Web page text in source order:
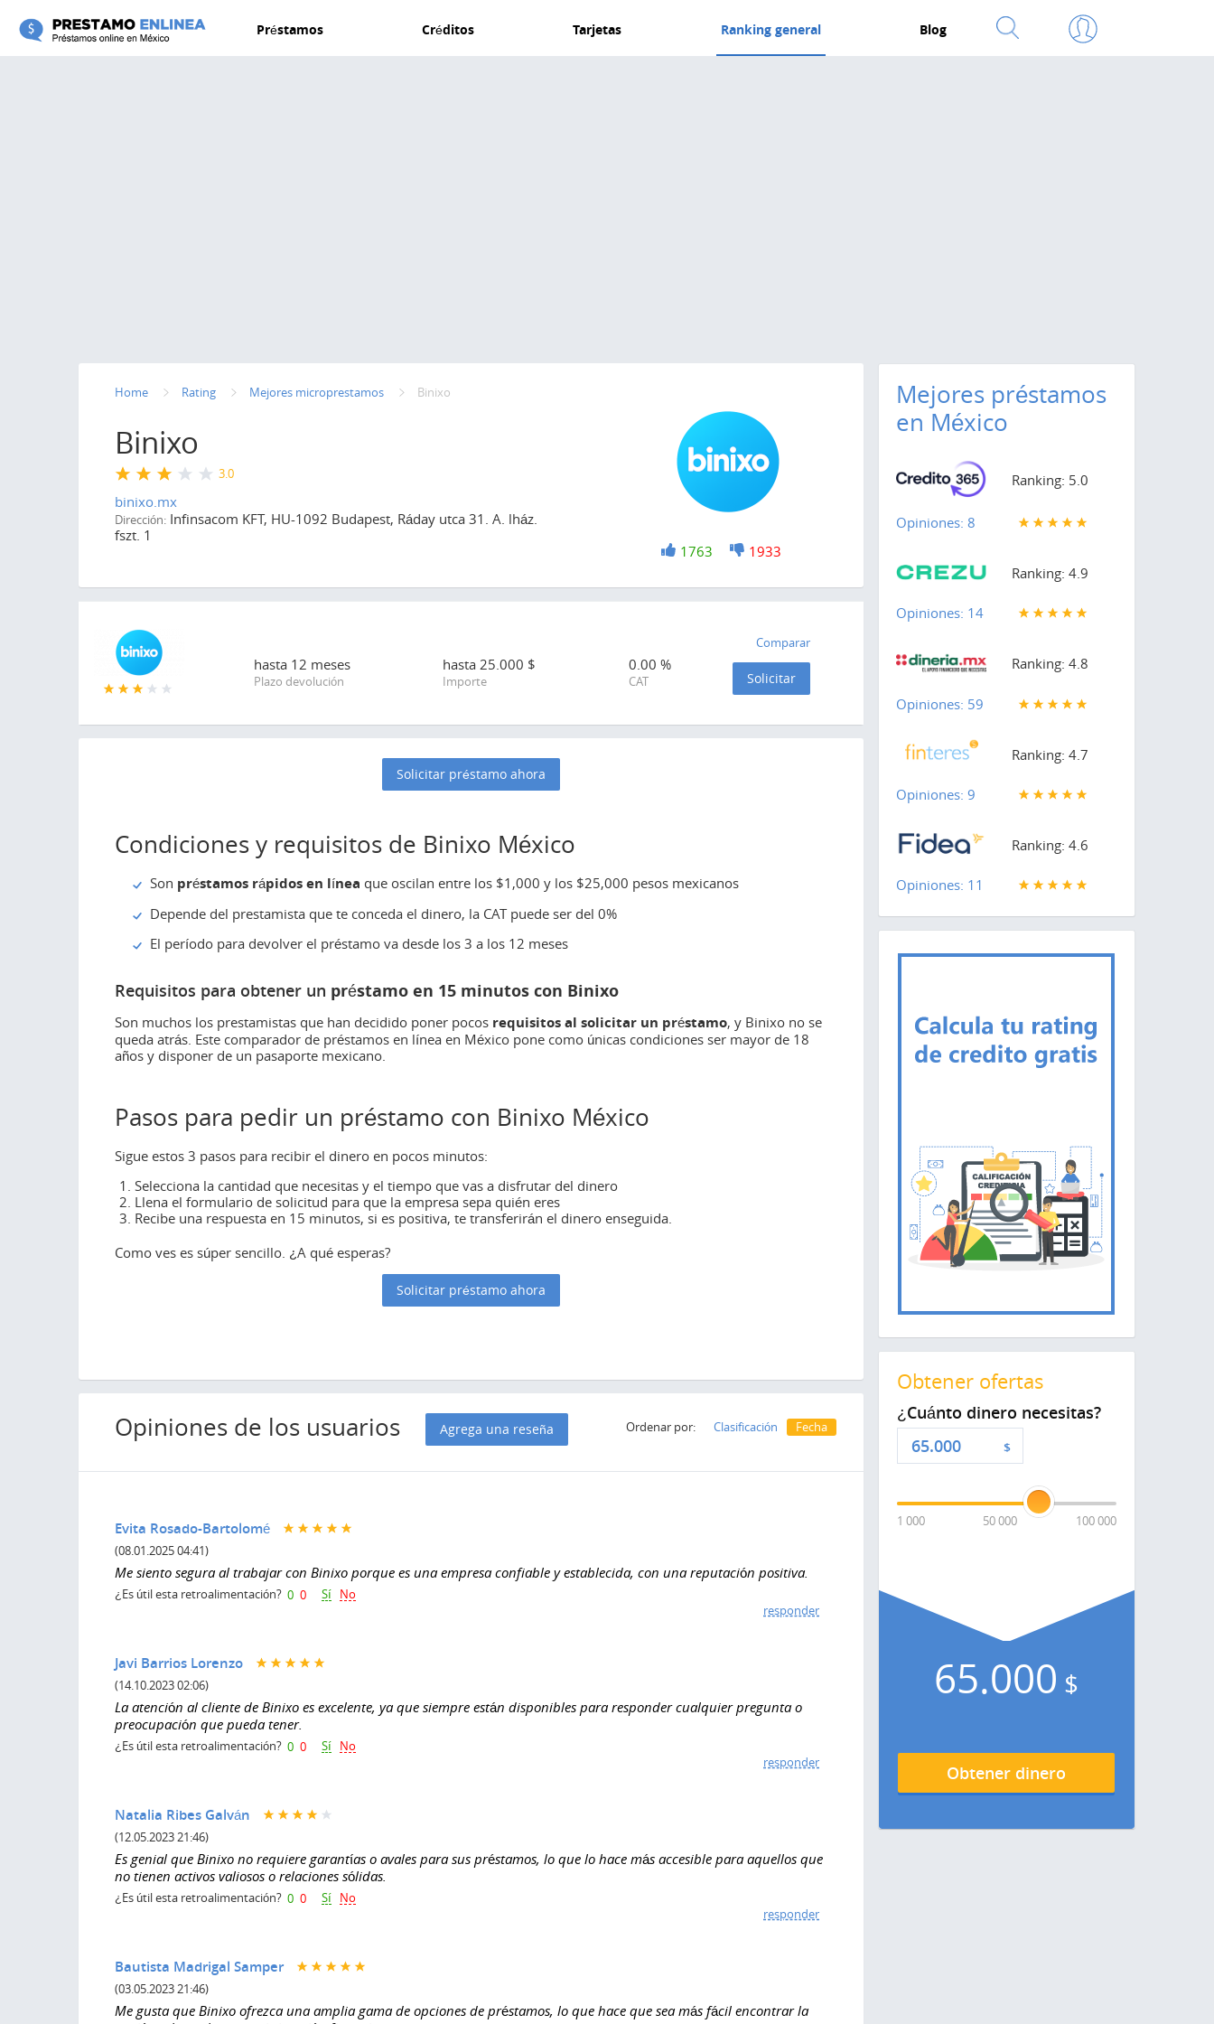
Préstamos Créditos Tarjetas Ranking general Blog
Home Rating Mejores microprestamos Binixo
+1 1763 -1 1933
Binixo
3.0
binixo.mx
Dirección: Infinsacom KFT, HU-1092 Budapest, Ráday utca 31. A. lház.
fszt. 1
hasta 12 meses
Plazo devolución
hasta 25.000 $
Importe
0.00 %
CAT
Comparar
Solicitar
Solicitar préstamo ahora
Condiciones y requisitos de Binixo México
Son préstamos rápidos en línea que oscilan entre los $1,000 y los $25,000 pesos mexicanos
Depende del prestamista que te conceda el dinero, la CAT puede ser del 0%
El período para devolver el préstamo va desde los 3 a los 12 meses
Requisitos para obtener un préstamo en 15 minutos con Binixo
Son muchos los prestamistas que han decidido poner pocos requisitos al solicitar un préstamo, y Binixo no se
queda atrás. Este comparador de préstamos en línea en México pone como únicas condiciones ser mayor de 18
años y disponer de un pasaporte mexicano.
Pasos para pedir un préstamo con Binixo México
Sigue estos 3 pasos para recibir el dinero en pocos minutos:
Selecciona la cantidad que necesitas y el tiempo que vas a disfrutar del dinero
Llena el formulario de solicitud para que la empresa sepa quién eres
Recibe una respuesta en 15 minutos, si es positiva, te transferirán el dinero enseguida.
Como ves es súper sencillo. ¿A qué esperas?
Solicitar préstamo ahora
Opiniones de los usuarios Agrega una reseña Ordenar por: Clasificación Fecha
Evita Rosado-Bartolomé
(08.01.2025 04:41)
Me siento segura al trabajar con Binixo porque es una empresa confiable y establecida, con una reputación positiva.
¿Es útil esta retroalimentación? 0 0 Sí No
responder
Javi Barrios Lorenzo
(14.10.2023 02:06)
La atención al cliente de Binixo es excelente, ya que siempre están disponibles para responder cualquier pregunta o
preocupación que pueda tener.
¿Es útil esta retroalimentación? 0 0 Sí No
responder
Natalia Ribes Galván
(12.05.2023 21:46)
Es genial que Binixo no requiere garantías o avales para sus préstamos, lo que lo hace más accesible para aquellos que
no tienen activos valiosos o relaciones sólidas.
¿Es útil esta retroalimentación? 0 0 Sí No
responder
Bautista Madrigal Samper
(03.05.2023 21:46)
Me gusta que Binixo ofrezca una amplia gama de opciones de préstamos, lo que hace que sea más fácil encontrar la
Mejores préstamos
en México
Ranking: 5.0
Opiniones: 8
Ranking: 4.9
Opiniones: 14
Ranking: 4.8
Opiniones: 59
Ranking: 4.7
Opiniones: 9
Ranking: 4.6
Opiniones: 11
Obtener ofertas
¿Cuánto dinero necesitas?
$
1 000 50 000 100 000
65.000 $
Obtener dinero